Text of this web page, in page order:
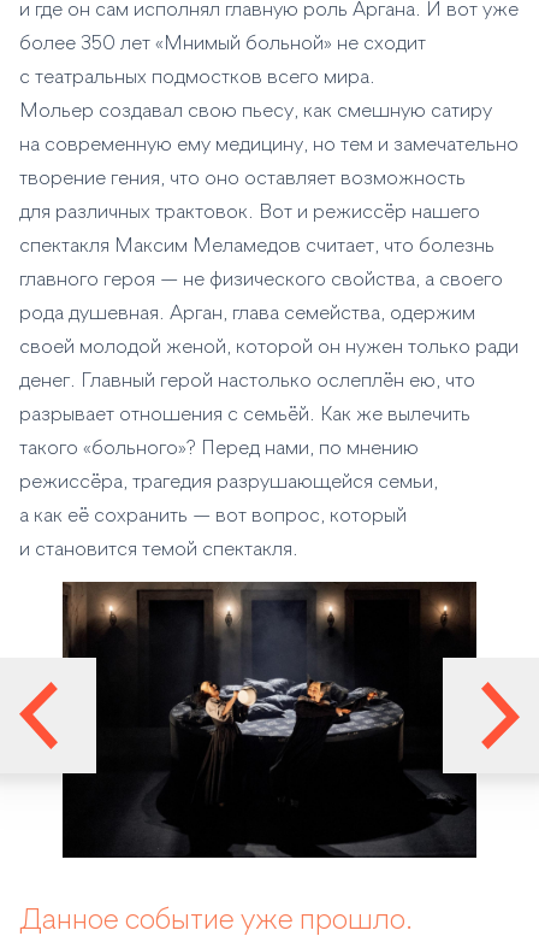
и где он сам исполнял главную роль Аргана. И вот уже
более 350 лет «Мнимый больной» не сходит
с театральных подмостков всего мира.
Мольер создавал свою пьесу, как смешную сатиру
на современную ему медицину, но тем и замечательно
творение гения, что оно оставляет возможность
для различных трактовок. Вот и режиссёр нашего
спектакля Максим Меламедов считает, что болезнь
главного героя — не физического свойства, а своего
рода душевная. Арган, глава семейства, одержим
своей молодой женой, которой он нужен только ради
денег. Главный герой настолько ослеплён ею, что
разрывает отношения с семьёй. Как же вылечить
такого «больного»? Перед нами, по мнению
режиссёра, трагедия разрушающейся семьи,
а как её сохранить — вот вопрос, который
и становится темой спектакля.
Данное событие уже прошло.